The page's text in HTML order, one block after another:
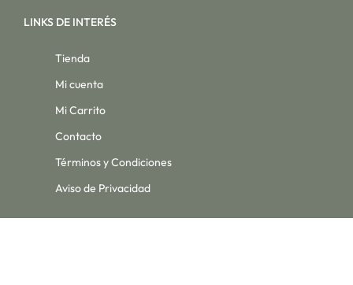
LINKS DE INTERÉS
Tienda
Mi cuenta
Mi Carrito
Contacto
Términos y Condiciones
Aviso de Privacidad